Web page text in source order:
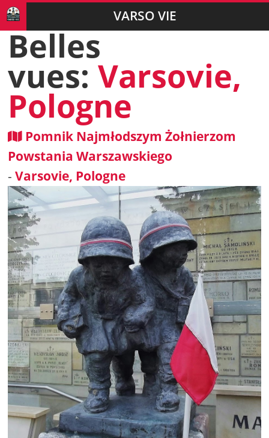
VARSO VIE
Belles
vues:Varsovie,
Pologne
Pomnik Najmłodszym Żołnierzom
Powstania Warszawskiego
-Varsovie, Pologne